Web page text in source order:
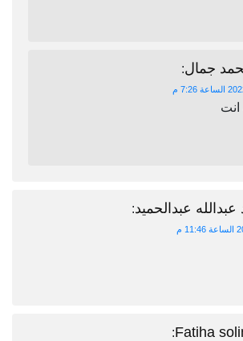
جمال:
عبدالله عبدالحميد:
Fatiha
: